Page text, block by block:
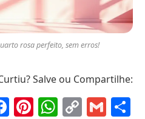
rosa perfeito, sem erros!
Salve ou Compartilhe:
Facebook
Pinterest
Copy